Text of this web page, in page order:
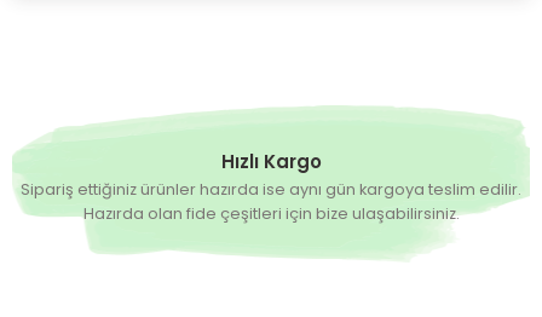
Hızlı Kargo
Sipariş ettiğiniz ürünler hazırda ise aynı gün kargoya teslim edilir.
Hazırda olan fide çeşitleri için bize ulaşabilirsiniz.